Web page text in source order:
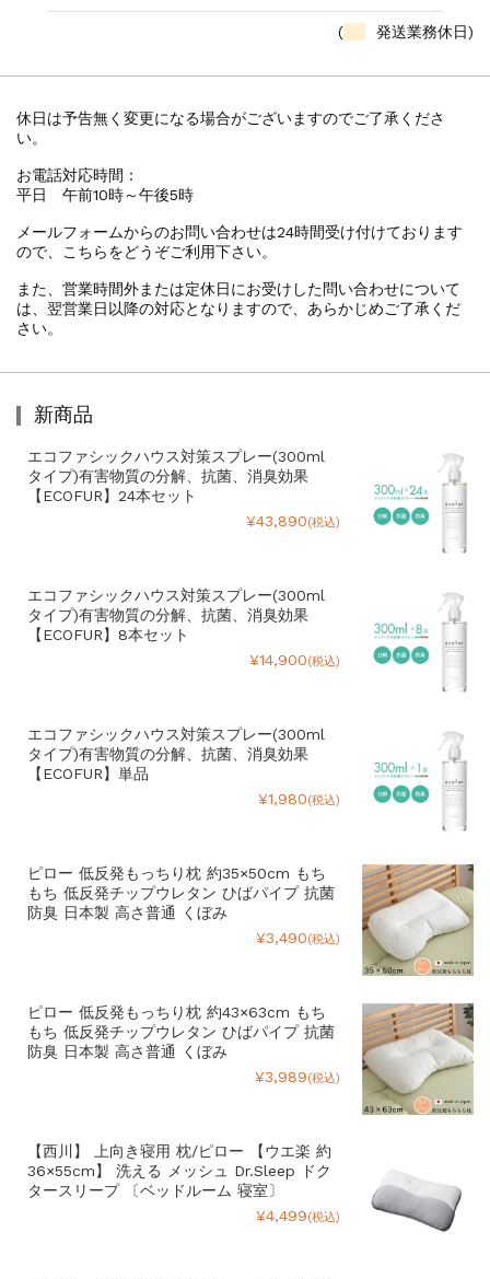
( 発送業務休日)
休日は予告無く変更になる場合がございますのでご了承くださ
い。
お電話対応時間：
平日 午前10時～午後5時
メールフォームからのお問い合わせは24時間受け付けております
ので、こちらをどうぞご利用下さい。
また、営業時間外または定休日にお受けした問い合わせについて
は、翌営業日以降の対応となりますので、あらかじめご了承くだ
さい。
新商品
エコファシックハウス対策スプレー(300ml
タイプ)有害物質の分解、抗菌、消臭効果
【ECOFUR】24本セット
¥43,890(税込)
エコファシックハウス対策スプレー(300ml
タイプ)有害物質の分解、抗菌、消臭効果
【ECOFUR】8本セット
¥14,900(税込)
エコファシックハウス対策スプレー(300ml
タイプ)有害物質の分解、抗菌、消臭効果
【ECOFUR】単品
¥1,980(税込)
ピロー 低反発もっちり枕 約35×50cm もち
もち 低反発チップウレタン ひばパイプ 抗菌
防臭 日本製 高さ普通 くぼみ
¥3,490(税込)
ピロー 低反発もっちり枕 約43×63cm もち
もち 低反発チップウレタン ひばパイプ 抗菌
防臭 日本製 高さ普通 くぼみ
¥3,989(税込)
【西川】 上向き寝用 枕/ピロー 【ウエ楽 約
36×55cm】 洗える メッシュ Dr.Sleep ドク
タースリープ 〔ベッドルーム 寝室〕
¥4,499(税込)